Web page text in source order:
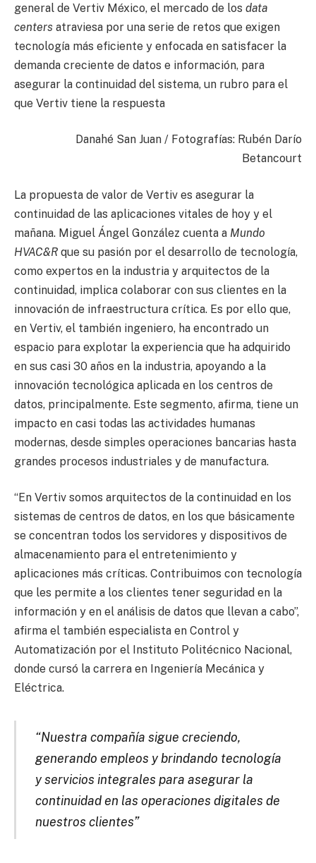
general de Vertiv México, el mercado de los data
centers atraviesa por una serie de retos que exigen
tecnología más eficiente y enfocada en satisfacer la
demanda creciente de datos e información, para
asegurar la continuidad del sistema, un rubro para el
que Vertiv tiene la respuesta
Danahé San Juan / Fotografías: Rubén Darío
Betancourt
La propuesta de valor de Vertiv es asegurar la
continuidad de las aplicaciones vitales de hoy y el
mañana. Miguel Ángel González cuenta a Mundo
HVAC&R que su pasión por el desarrollo de tecnología,
como expertos en la industria y arquitectos de la
continuidad, implica colaborar con sus clientes en la
innovación de infraestructura crítica. Es por ello que,
en Vertiv, el también ingeniero, ha encontrado un
espacio para explotar la experiencia que ha adquirido
en sus casi 30 años en la industria, apoyando a la
innovación tecnológica aplicada en los centros de
datos, principalmente. Este segmento, afirma, tiene un
impacto en casi todas las actividades humanas
modernas, desde simples operaciones bancarias hasta
grandes procesos industriales y de manufactura.
“En Vertiv somos arquitectos de la continuidad en los
sistemas de centros de datos, en los que básicamente
se concentran todos los servidores y dispositivos de
almacenamiento para el entretenimiento y
aplicaciones más críticas. Contribuimos con tecnología
que les permite a los clientes tener seguridad en la
información y en el análisis de datos que llevan a cabo”,
afirma el también especialista en Control y
Automatización por el Instituto Politécnico Nacional,
donde cursó la carrera en Ingeniería Mecánica y
Eléctrica.
“Nuestra compañía sigue creciendo,
generando empleos y brindando tecnología
y servicios integrales para asegurar la
continuidad en las operaciones digitales de
nuestros clientes”